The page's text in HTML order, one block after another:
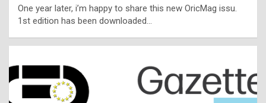
l
t
t
s
One year later, i’m happy to share this new OricMag issu.
1st edition has been downloaded…